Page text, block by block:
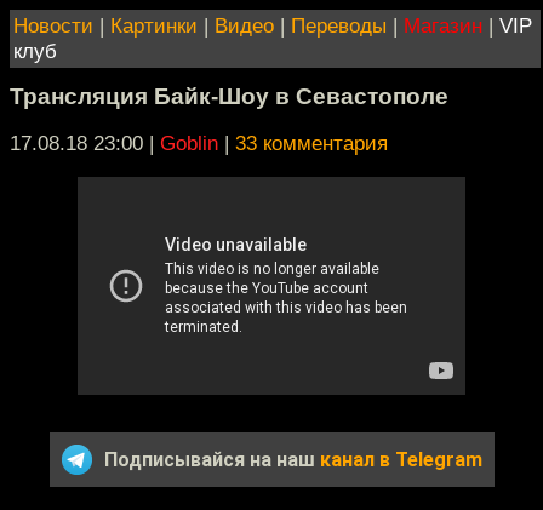
Новости | Картинки | Видео | Переводы | Магазин | VIP
клуб
Трансляция Байк-Шоу в Севастополе
17.08.18 23:00 | Goblin | 33 комментария
Подписывайся на наш канал в Telegram